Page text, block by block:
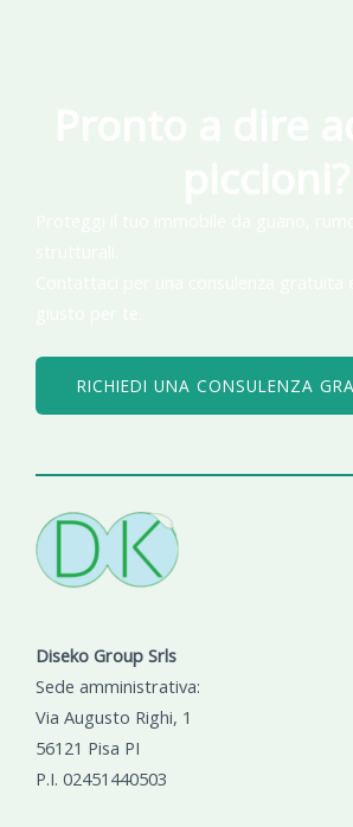
RICHIEDI UNA CONSULENZA
Diseko Group Srls
Sede amministrativa:
Via Augusto Righi, 1
56121 Pisa PI
P.I. 02451440503